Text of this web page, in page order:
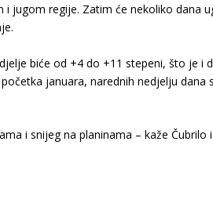
i jugom regije. Zatim će nekoliko dana
biće od +4 do +11 stepeni, što je i
januara, narednih nedjelju dana
i snijeg na planinama – kaže